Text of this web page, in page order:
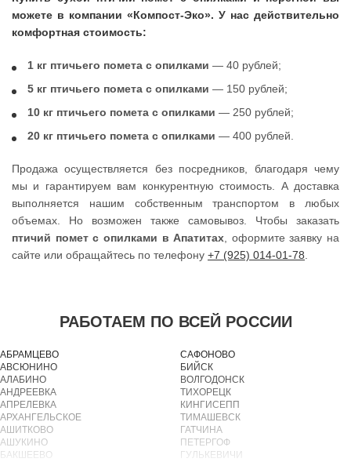
можете в компании «Компост-Эко». У нас действительно
комфортная стоимость:
1 кг птичьего помета с опилками — 40 рублей;
5 кг птичьего помета с опилками — 150 рублей;
10 кг птичьего помета с опилками — 250 рублей;
20 кг птичьего помета с опилками — 400 рублей.
Продажа осуществляется без посредников, благодаря чему
мы и гарантируем вам конкурентную стоимость. А доставка
выполняется нашим собственным транспортом в любых
объемах. Но возможен также самовывоз. Чтобы заказать
птичий помет с опилками в Апатитах , оформите заявку на
сайте или обращайтесь по телефону +7 (925) 014-01-78
РАБОТАЕМ ПО ВСЕЙ РОССИИ
АБРАМЦЕВО
АВСЮНИНО
АЛАБИНО
АНДРЕЕВКА
АПРЕЛЕВКА
АРХАНГЕЛЬСКОЕ
АШИТКОВО
АШУКИНО
БАКШЕЕВО
САФОНОВО
БИЙСК
ВОЛГОДОНСК
ТИХОРЕЦК
КИНГИСЕПП
ТИМАШЕВСК
ГАТЧИНА
ПЕТЕРГОФ
ГУЛЬКЕВИЧИ